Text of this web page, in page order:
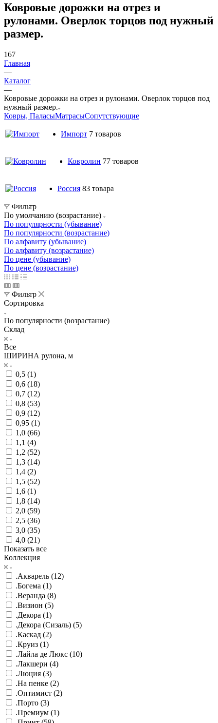
Ковровые дорожки на отрез и
рулонами. Оверлок торцов под нужный
размер.
167
Главная
—
Каталог
—
Ковровые дорожки на отрез и рулонами. Оверлок торцов под
нужный размер.
Ковры, ПаласыМатрасыСопутствующие
Импорт 7 товаров
Ковролин 77 товаров
Россия 83 товара
Фильтр
По умолчанию (возрастание)
По популярности (убывание)
По популярности (возрастание)
По алфавиту (убывание)
По алфавиту (возрастание)
По цене (убывание)
По цене (возрастание)
Фильтр
Сортировка
По популярности (возрастание)
Склад
Все
ШИРИНА рулона, м
0,5 (1)
0,6 (18)
0,7 (12)
0,8 (53)
0,9 (12)
0,95 (1)
1,0 (66)
1,1 (4)
1,2 (52)
1,3 (14)
1,4 (2)
1,5 (52)
1,6 (1)
1,8 (14)
2,0 (59)
2,5 (36)
3,0 (35)
4,0 (21)
Показать все
Коллекция
.Акварель (12)
.Богема (1)
.Веранда (8)
.Визион (5)
.Декора (1)
.Декора (Сизаль) (5)
.Каскад (2)
.Круиз (1)
.Лайла де Люкс (10)
.Лакшери (4)
.Люция (3)
.На пенке (2)
.Оптимист (2)
.Порто (3)
.Премиум (1)